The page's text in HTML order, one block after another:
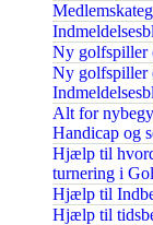
Ny golfspiller
Ny
Alt for
Handicap og
Hjælp til
turnering i
Hjælp til
Hjælp til